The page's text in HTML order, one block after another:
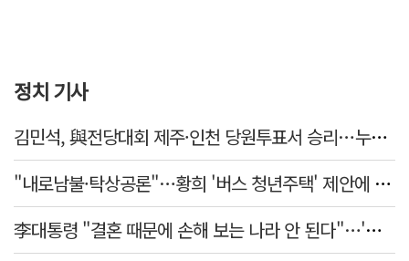
정치 기사
김민석, 與전당대회 제주·인천 당원투표서 승리…누적 득표는 '초박빙'
"내로남불·탁상공론"…황희 '버스 청년주택' 제안에 與 내부서도 쓴소리
李대통령 "결혼 때문에 손해 보는 나라 안 된다"…'결혼 페널티' 22개 손본다